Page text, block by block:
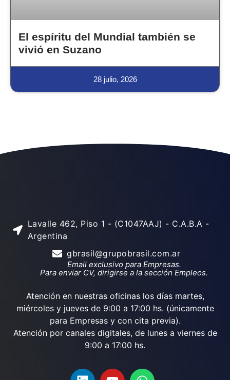
El espíritu del Mundial también se
vivió en Suzano
28 julio, 2026
Lavalle 462, Piso 1 - (C1047AAJ) - C.A.B.A -
Argentina
gbrasil@grupobrasil.com.ar
Email exclusivo para Empresas.
Para enviar CV, dirigirse a la sección Empleos.
Atención en nuestras oficinas los días martes,
miércoles y jueves de 9:00 a 17:00 hs. (únicamente
para Empresas y con cita previa).
Atención por canales digitales, de lunes a viernes de
9:00 a 17:00 hs.